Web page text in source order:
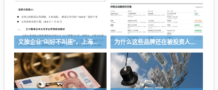
文旅企业“叫好不叫座”，上海却把F1装进了上市公司 为什么这些品牌还在被投资人追捧